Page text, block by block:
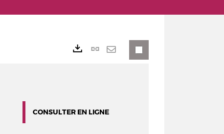
Lien
CONSULTER EN LIGNE